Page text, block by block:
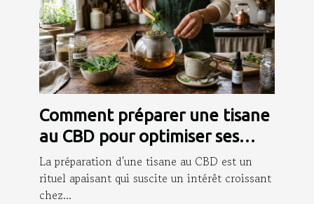
Comment préparer une tisane
au CBD pour optimiser ses
bienfaits ?
La préparation d'une tisane au CBD est un
rituel apaisant qui suscite un intérêt croissant
chez...